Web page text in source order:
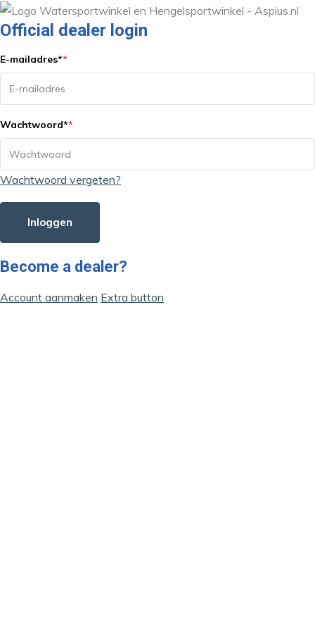
Official dealer login
E-mailadres**
Wachtwoord**
Wachtwoord vergeten?
Inloggen
Become a dealer?
Account aanmaken Extra button